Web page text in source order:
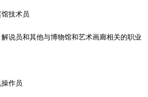
馆技术员
说员和其他与博物馆和艺术画廊相关的职业
操作员